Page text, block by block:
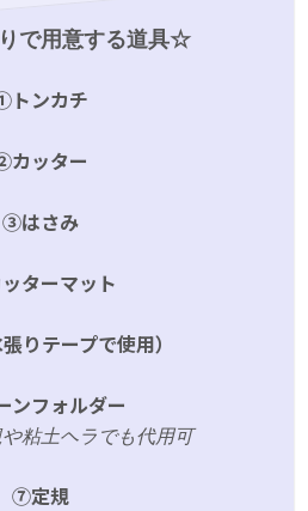
で用意する道具☆
ンカチ
ッター
➂はさみ
ターマット
りテープで使用）
ンフォルダー
粘土ヘラでも代用可
⑦定規